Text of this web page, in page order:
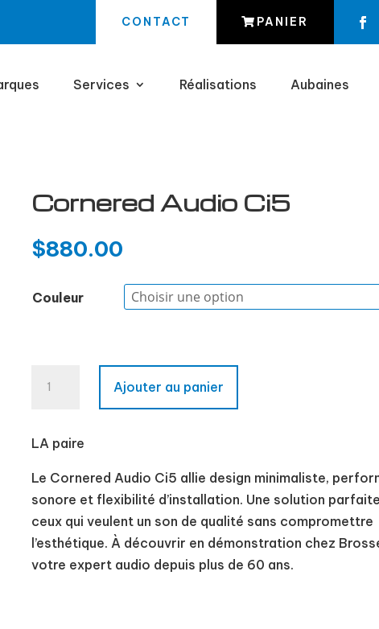
CONTACT PANIER
Services Réalisations Aubaines
Cornered Audio Ci5
$880.00
Couleur
Audio
Ajouter au panier
LA paire
Le Cornered Audio Ci5 allie design minimaliste,
sonore et flexibilité d’installation. Une solution
ceux qui veulent un son de qualité sans compromettre
l’esthétique. À découvrir en démonstration chez
votre expert audio depuis plus de 60 ans.